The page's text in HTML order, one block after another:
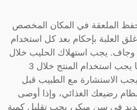
الملعقة في المكان المخصص
العلبة بإحكام بعد كل استخدام
يجب استهلاك الحليب خلال
ساعة من تحضيره، كما يجب استخدام المنتج خلال 3
يجب الاستشارة مع الطبيب قبل
رضيعك الغذائي، وإذا أوصى
في سن مبكر، يجب تقليل كمية